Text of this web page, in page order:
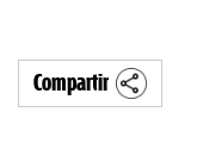
Compartir